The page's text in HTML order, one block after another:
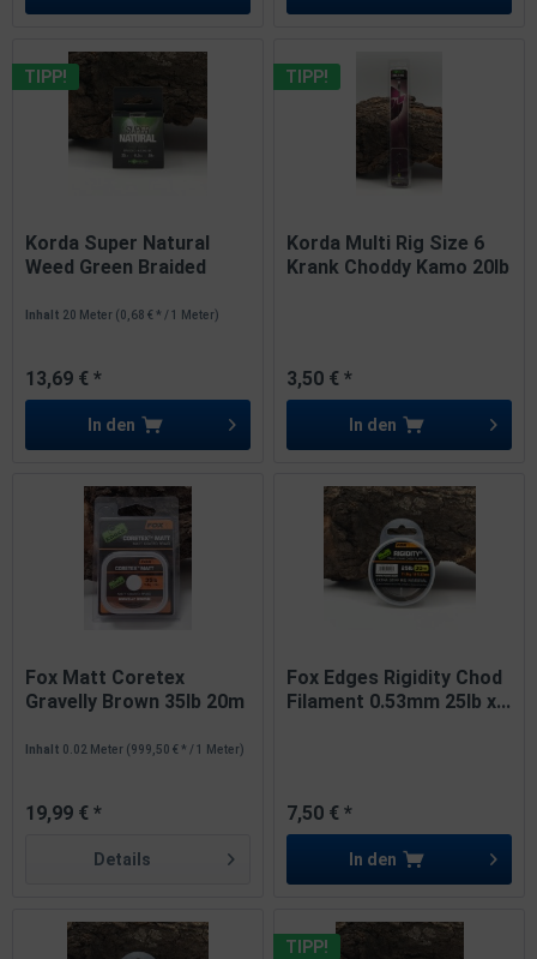
TIPP!
Korda Super Natural
Weed Green Braided
Inhalt 20 Meter (0,68 € * / 1 Meter)
13,69 € *
In den
TIPP!
Korda Multi Rig Size 6
Krank Choddy Kamo 20lb
3,50 € *
In den
Fox Matt Coretex
Gravelly Brown 35lb 20m
Inhalt 0.02 Meter (999,50 € * / 1 Meter)
19,99 € *
Details
Fox Edges Rigidity Chod
Filament 0.53mm 25lb x...
7,50 € *
In den
TIPP!